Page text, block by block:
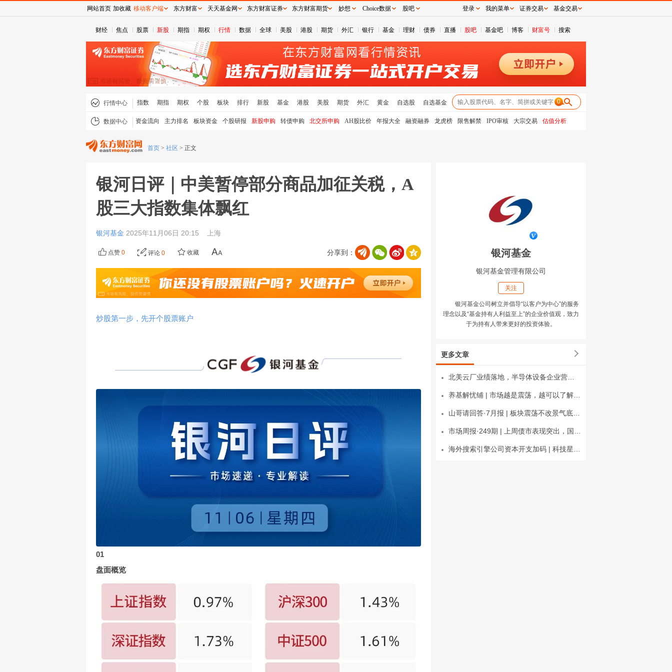
财经 焦点 股票 新股 期指 期权 行情 数据 全球 美股 港股 期货 外汇 银行 基金 理财 债券 直播 股吧 基金吧 博客 财富号 搜索
行情中心 指数 期指 期权 个股 板块 排行 新股 基金 港股 美股 期货 外汇 黄金 自选股 自选基金 0
数据中心 资金流向 主力排名 板块资金 个股研报 新股申购 转债申购 北交所申购 AH股比价 年报大全 融资融券 龙虎榜 限售解禁 IPO审核 大宗交易 估值分析
首页 > 社区 > 正文
银河日评｜中美暂停部分商品加征关税，A
股三大指数集体飘红
银河基金 2025年11月06日 20:15 上海
分享到：
点赞 0 评论 0 收藏
炒股第一步，先开个股票账户
01
盘面概览
银河基金
银河基金管理有限公司
关注
银河基金公司树立并倡导“以客户为中心”的服务
理念以及“基金持有人利益至上”的企业价值观，致力
于为持有人带来更好的投资体验。
更多文章
网站首页 加收藏 移动客户端 东方财富 天天基金网 东方财富证券 东方财富期货 妙想 Choice数据 股吧 登录 我的菜单 证券交易 基金交易